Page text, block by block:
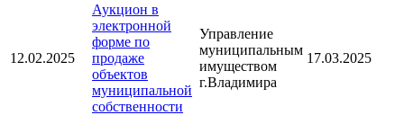
12.02.2025
Аукцион в
электронной
форме по
продаже
объектов
муниципальной
собственности
Управление
муниципальным
имуществом
г.Владимира
17.03.2025